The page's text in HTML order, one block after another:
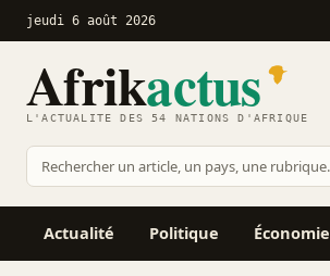
jeudi 6 août 2026
Afrikactus
L'ACTUALITÉ DES 54 NATIONS D'AFRIQUE
Rechercher
sur
Afrikactus
Actualité Politique Économie